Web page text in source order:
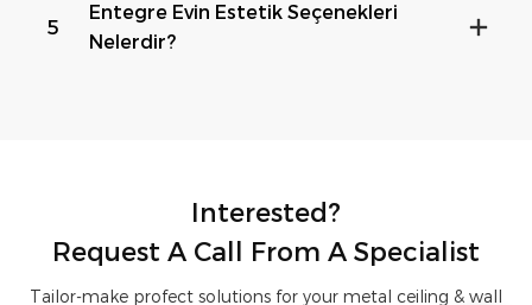
5
Entegre Evin Estetik Seçenekleri
Nelerdir?
Interested?
Request A Call From A Specialist
Tailor-make profect solutions for your metal ceiling & wall